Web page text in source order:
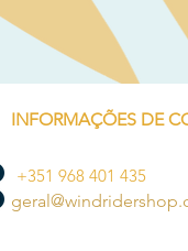
INFORMAÇÕES DE
+351 968 401 435